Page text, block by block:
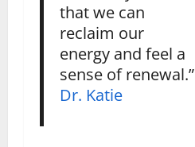
that we can
reclaim our
energy and feel a
sense of renewal.”
Dr. Katie